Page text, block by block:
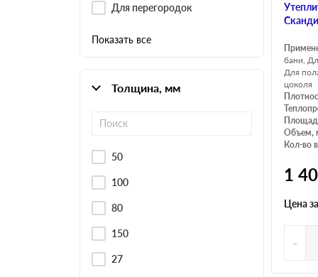
Для перегородок
Показать все
Толщина, мм
50
100
80
150
27
бани,
Для
цоколя
Объем,
Кол-во
1
Цена за
-